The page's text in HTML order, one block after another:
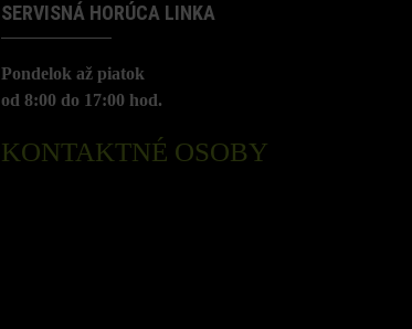
SERVISNÁ HORÚCA LINKA
Pondelok až piatok
od 8:00 do 17:00 hod.
KONTAKTNÉ OSOBY